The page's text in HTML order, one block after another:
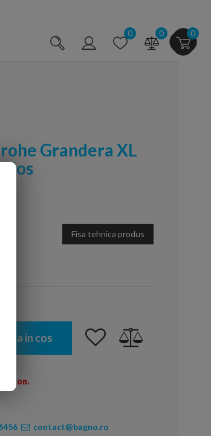
0 0 0
Grandera XL
Fisa tehnica produs
in cos
Ron.
contact@bagno.ro